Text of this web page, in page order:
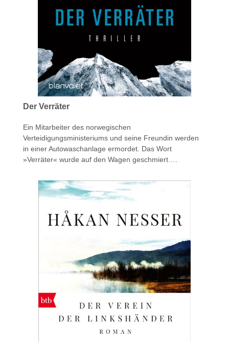
Der Verräter
Ein Mitarbeiter des norwegischen
Verteidigungsministeriums und seine Freundin werden
in einer Autowaschanlage ermordet. Das Wort
»Verräter« wurde auf den Wagen geschmiert….